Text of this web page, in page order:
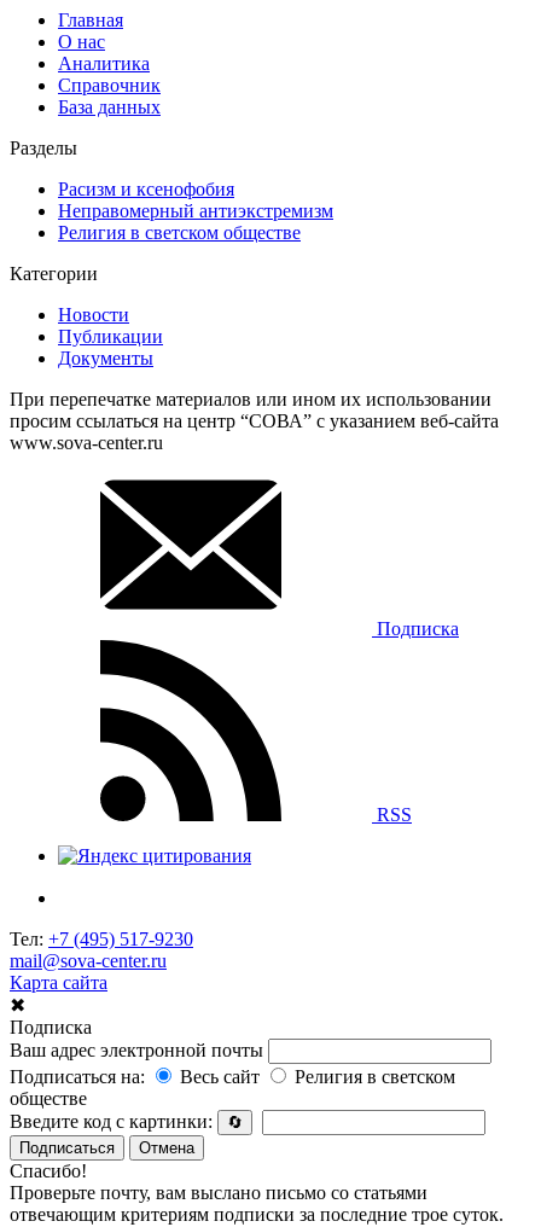
Главная
О нас
Аналитика
Справочник
База данных
Разделы
Расизм и ксенофобия
Неправомерный антиэкстремизм
Религия в светском обществе
Категории
Новости
Публикации
Документы
При перепечатке материалов или ином их использовании
просим ссылаться на центр “СОВА” с указанием веб-сайта
www.sova-center.ru
Подписка
RSS
Тел: +7 (495) 517-9230
mail@sova-center.ru
Карта сайта
✖
Подписка
Ваш адрес электронной почты
Подписаться на:
Весь сайт
Религия в светском
обществе
Введите код с картинки:
🔄
Подписаться
Отмена
Спасибо!
Проверьте почту, вам выслано письмо со статьями
отвечающим критериям подписки за последние трое суток.